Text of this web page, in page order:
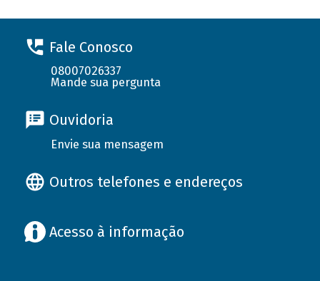
Fale Conosco
08007026337
Mande sua pergunta
Ouvidoria
Envie sua mensagem
Outros telefones e endereços
Acesso à informação